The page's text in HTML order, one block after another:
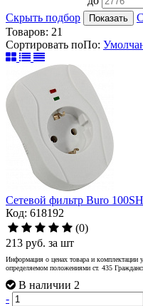
Скрыть подбор
Показать
Товаров: 21
Сортировать поПо:
Сетевой фильтр Buro
Код: 618192
(0)
213 руб. за шт
Информация о ценах товара и комплектации
определяемом положениями ст. 435
В наличии 2
-